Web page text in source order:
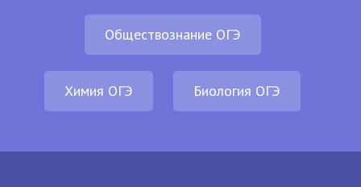
Обществознание ОГЭ
Химия ОГЭ Биология ОГЭ